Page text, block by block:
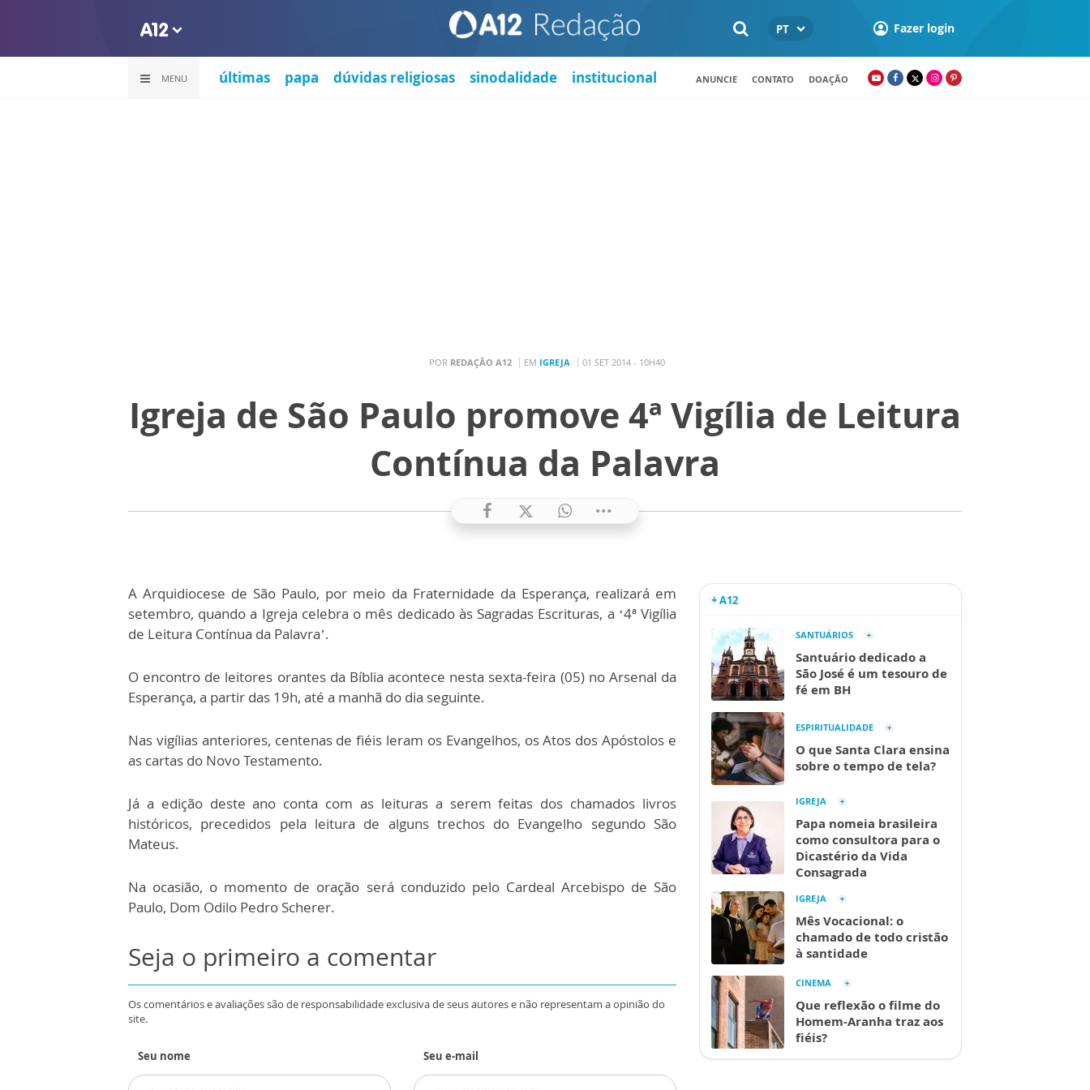
PT Fazer login
MENU últimas papa dúvidas religiosas sinodalidade institucional ANUNCIE CONTATO DOAÇÃO
POR REDAÇÃO A12 EM IGREJA 01 SET 2014 - 10H40
Igreja de São Paulo promove 4ª Vigília de Leitura
Contínua da Palavra
A Arquidiocese de São Paulo, por meio da Fraternidade da Esperança, realizará em
setembro, quando a Igreja celebra o mês dedicado às Sagradas Escrituras, a ‘4ª Vigília
de Leitura Contínua da Palavra’.
O encontro de leitores orantes da Bíblia acontece nesta sexta-feira (05) no Arsenal da
Esperança, a partir das 19h, até a manhã do dia seguinte.
Nas vigílias anteriores, centenas de fiéis leram os Evangelhos, os Atos dos Apóstolos e
as cartas do Novo Testamento.
Já a edição deste ano conta com as leituras a serem feitas dos chamados livros
históricos, precedidos pela leitura de alguns trechos do Evangelho segundo São
Mateus.
Na ocasião, o momento de oração será conduzido pelo Cardeal Arcebispo de São
Paulo, Dom Odilo Pedro Scherer.
Seja o primeiro a comentar
Os comentários e avaliações são de responsabilidade exclusiva de seus autores e não representam a opinião do
site.
Seu nome Seu e-mail
+ A12
SANTUÁRIOS
Santuário dedicado a
São José é um tesouro de
fé em BH
ESPIRITUALIDADE
O que Santa Clara ensina
sobre o tempo de tela?
IGREJA
Papa nomeia brasileira
como consultora para o
Dicastério da Vida
Consagrada
IGREJA
Mês Vocacional: o
chamado de todo cristão
à santidade
CINEMA
Que reflexão o filme do
Homem-Aranha traz aos
fiéis?